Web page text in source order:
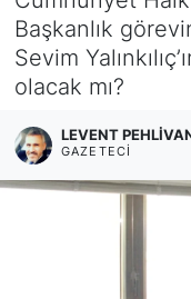
Başkanlık
Sevim
olacak mı?
LEVENT
GAZETECI
KÖŞE
KÖŞE
KÜLTÜR
MAGAZİN